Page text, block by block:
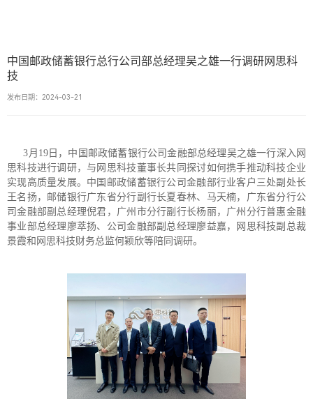
中国邮政储蓄银行总行公司部总经理吴之雄一行调研网思科
技
发布日期：2024-03-21
3月19日，中国邮政储蓄银行公司金融部总经理吴之雄一行深入网
思科技进行调研，与网思科技董事长共同探讨如何携手推动科技企业
实现高质量发展。中国邮政储蓄银行公司金融部行业客户三处副处长
王名扬，邮储银行广东省分行副行长夏春林、马天楠，广东省分行公
司金融部副总经理倪君，广州市分行副行长杨丽，广州分行普惠金融
事业部总经理廖萃扬、公司金融部副总经理廖益嘉，网思科技副总裁
景霞和网思科技财务总监何颖欣等陪同调研。